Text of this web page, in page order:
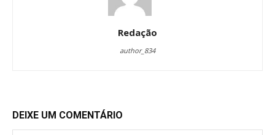
Redação
author_834
DEIXE UM COMENTÁRIO